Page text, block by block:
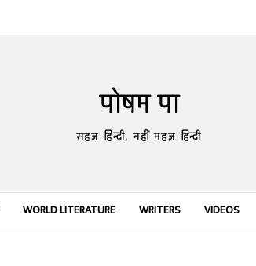
पोषम पा
सहज हिन्दी, नहीं महज़ हिन्दी
WORLD LITERATURE WRITERS VIDEOS